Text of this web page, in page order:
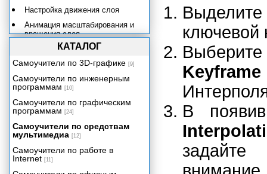
ключевой
В
задайте
Настройка движения слоя
Анимация масштабирования и
вращения слоя
Анимация других параметров
Настройка скорости анимации
Эффекты
Приложение
КАТАЛОГ
Самоучители по 3D-графике [9]
Самоучители по инженерным
программам [10]
Самоучители по графическим
программам [24]
Самоучители по средствам
мультимедиа [12]
Самоучители по работе в
Internet [11]